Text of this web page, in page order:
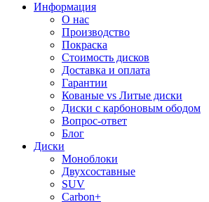
Информация
О нас
Производство
Покраска
Стоимость дисков
Доставка и оплата
Гарантии
Кованые vs Литые диски
Диски с карбоновым ободом
Вопрос-ответ
Блог
Диски
Моноблоки
Двухсоставные
SUV
Carbon+